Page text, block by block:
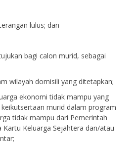
lulus; dan
bagi calon murid, sebagai
wilayah domisili yang ditetapkan;
ekonomi tidak mampu yang
murid dalam program
tidak mampu dari Pemerintah
Kartu Keluarga Sejahtera dan/atau